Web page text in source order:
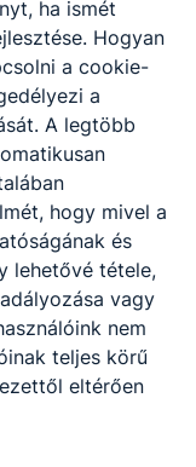
Lajos
ha ismét
Hogyan
a cookie-
a
A legtöbb
hogy mivel a
és
lehetővé tétele,
vagy
nem
teljes körű
eltérően